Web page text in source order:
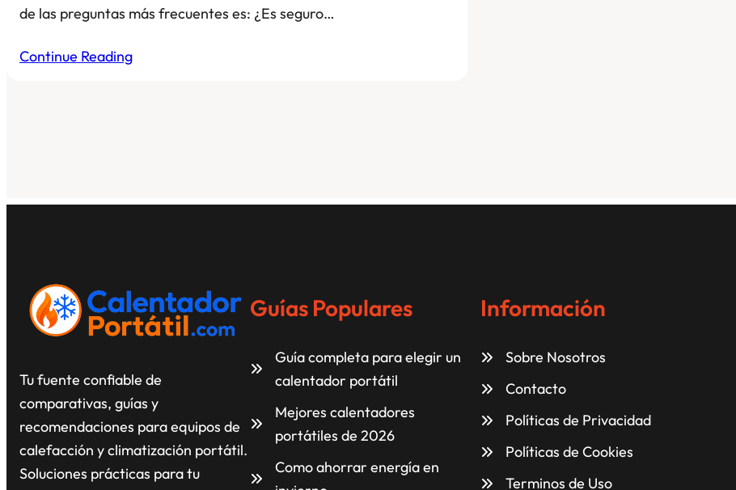
de las preguntas más frecuentes es: ¿Es seguro…
Continue Reading
Tu fuente confiable de
comparativas, guías y
recomendaciones para equipos de
calefacción y climatización portátil.
Soluciones prácticas para tu
Guías Populares
Guía completa para elegir un
calentador portátil
Mejores calentadores
portátiles de 2026
Como ahorrar energía en
Información
Sobre Nosotros
Contacto
Políticas de Privacidad
Políticas de Cookies
Terminos de Uso